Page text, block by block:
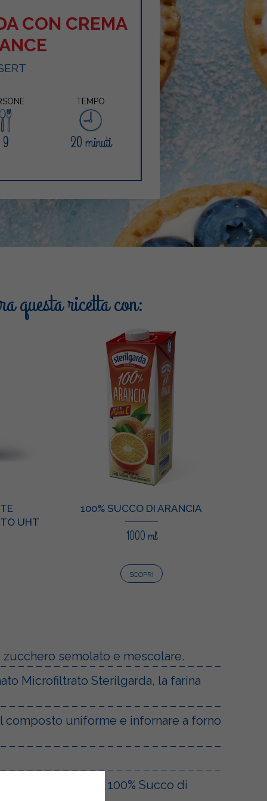
CON CREMA
TEMPO
9 20 minuti
questa ricetta con:
UHT
100% SUCCO DI ARANCIA
1000 ml
SCOPRI
semolato e mescolare.
Microfiltrato Sterilgarda, la farina
uniforme e infornare a forno
versare il 100% Succo di